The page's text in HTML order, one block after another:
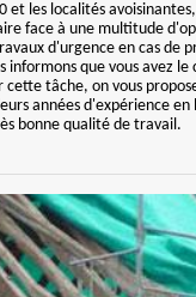
et les localités
face à une multitude
d'urgence en cas de
informons que vous avez
cette tâche, on vous
années d'expérience
bonne qualité de travail.